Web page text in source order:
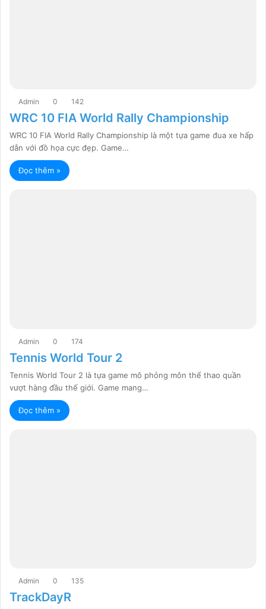
Admin 0 142
WRC 10 FIA World Rally Championship
WRC 10 FIA World Rally Championship là một tựa game đua xe hấp
dẫn với đồ họa cực đẹp. Game…
Đọc thêm »
Admin 0 174
Tennis World Tour 2
Tennis World Tour 2 là tựa game mô phỏng môn thể thao quần
vượt hàng đầu thế giới. Game mang…
Đọc thêm »
Admin 0 135
TrackDayR